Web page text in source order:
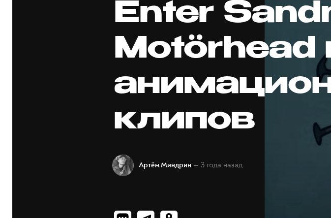
Enter
Motörhead
клипов
Артём Миндрин — 3 года назад